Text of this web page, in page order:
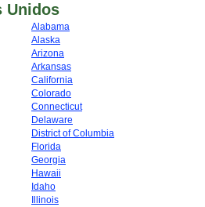
Unidos
Alabama
Alaska
Arizona
Arkansas
California
Colorado
Connecticut
Delaware
District of Columbia
Florida
Georgia
Hawaii
Idaho
Illinois